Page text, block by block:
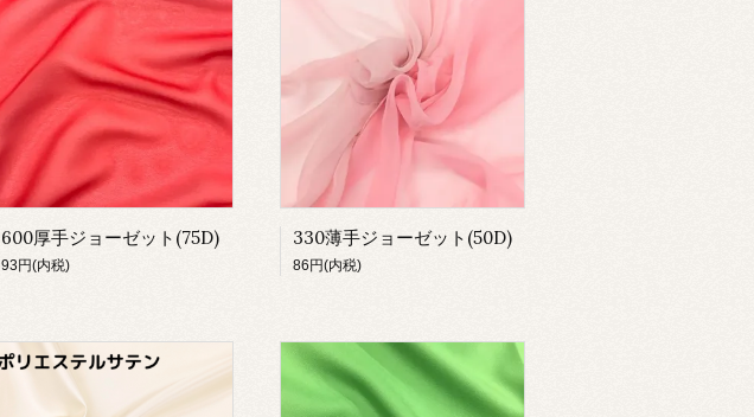
600厚手ジョーゼット(75D)
93円(内税)
330薄手ジョーゼット(50D)
86円(内税)